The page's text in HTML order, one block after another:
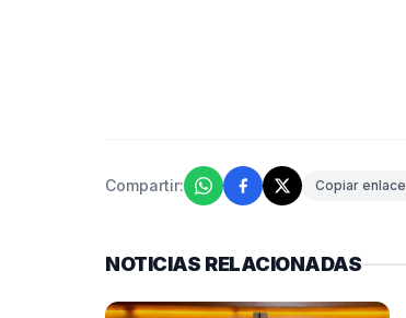
Compartir: Copiar enlace
NOTICIAS RELACIONADAS